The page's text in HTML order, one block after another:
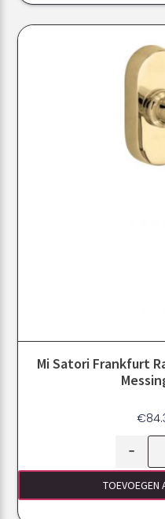
Mi Satori Frankfurt
€
-
TOEVOEGEN